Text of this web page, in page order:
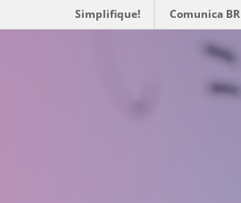
Simplifique! Comunica BR